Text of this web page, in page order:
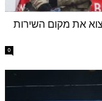
את מקום השירות
0